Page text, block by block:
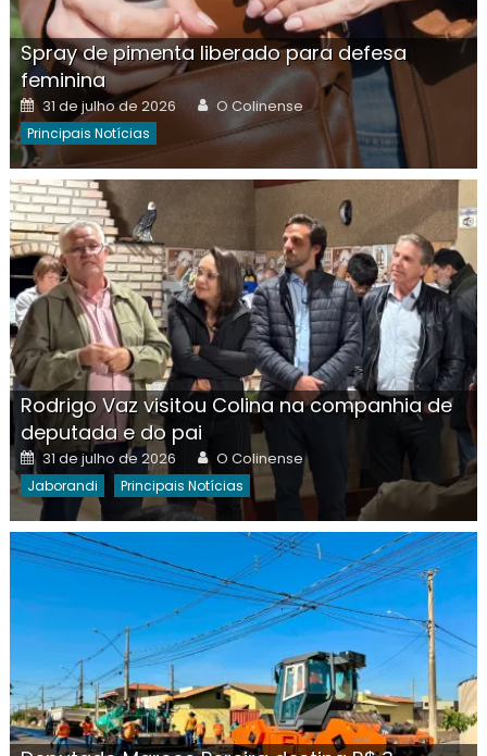
Spray de pimenta liberado para defesa
feminina
Posted
on
31 de julho de 2026 Author
O Colinense
Principais Notícias
Rodrigo Vaz visitou Colina na companhia de
deputada e do pai
Posted
on
31 de julho de 2026 Author
O Colinense
Jaborandi Principais Notícias